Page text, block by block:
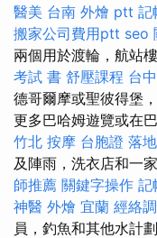
醫美 台南 外燴 ptt 記
搬家公司費用ptt seo
兩個用於渡輪，航站
考試 書 舒壓課程 台
德哥爾摩或聖彼得堡
更多巴哈姆遊覽或在
竹北 按摩 台胞證 落
及陣雨，洗衣店和一
師推薦 關鍵字操作 記
神醫 外燴 宜蘭 經絡
員，釣魚和其他水計